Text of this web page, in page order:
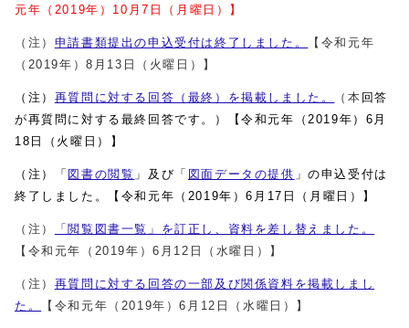
元年（2019年）10月7日（月曜日）】
（注） 申請書類提出の申込受付は終了しました。
【令和元年
（2019年）8月13日（火曜日）】
（注） 再質問に対する回答（最終）を掲載しました。 （本 回答
が再質問に対する最終回答です。）【令和元年（2019年）6月
18日（火曜日）】
（注）「 図書の閲覧 」及び「 図面データの提供 」の申込受付は
終了しました。【令和元年（2019年）6月17日（月曜日）】
（注）
「閲覧図書一覧」を訂正し、資料を差し替えました。
【令和元年（2019年）6月12日（水曜日）】
（注） 再質問に対する回答の一部及び関係資料を掲載しまし
た。
【令和元年（2019年）6月12日（水曜日）】